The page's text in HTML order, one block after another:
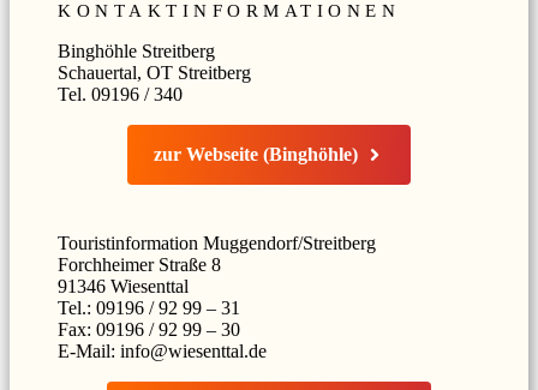
KONTAKTINFORMATIONEN
Binghöhle Streitberg
Schauertal, OT Streitberg
Tel. 09196 / 340
zur Webseite (Binghöhle)
Touristinformation Muggendorf/Streitberg
Forchheimer Straße 8
91346 Wiesenttal
Tel.: 09196 / 92 99 – 31
Fax: 09196 / 92 99 – 30
E-Mail: info@wiesenttal.de